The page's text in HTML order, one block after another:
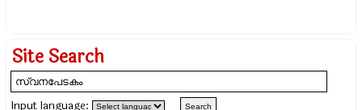
Site Search
Input language: